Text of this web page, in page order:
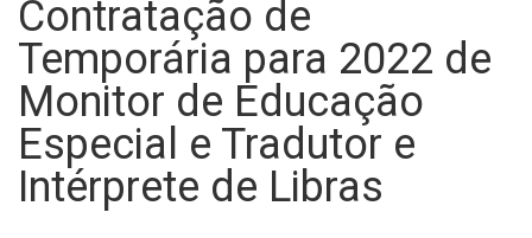
Contratação de
Temporária para 2022 de
Monitor de Educação
Especial e Tradutor e
Intérprete de Libras